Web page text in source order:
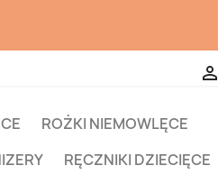

ROŻKI NIEMOWLĘCE
RĘCZNIKI DZIECIĘCE